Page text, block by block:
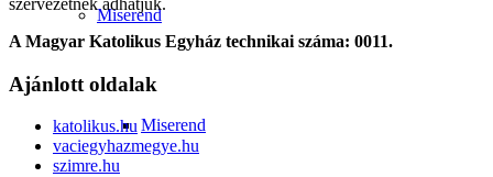
Miserend
Miserend
A Magyar Katolikus Egyház technikai száma: 0011.
Ajánlott oldalak
katolikus.hu
vaciegyhazmegye.hu
szimre.hu